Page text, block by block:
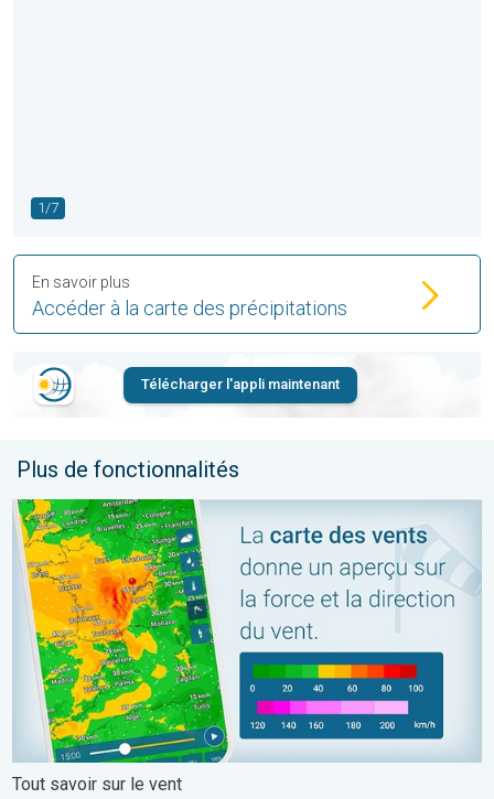
1/7
Accéder à la carte des précipitations
En savoir plus
Télécharger l'appli maintenant
Plus de fonctionnalités
Carte des vents : accalmie ou tempête ?. Tout savoir sur le
Tout savoir sur le vent